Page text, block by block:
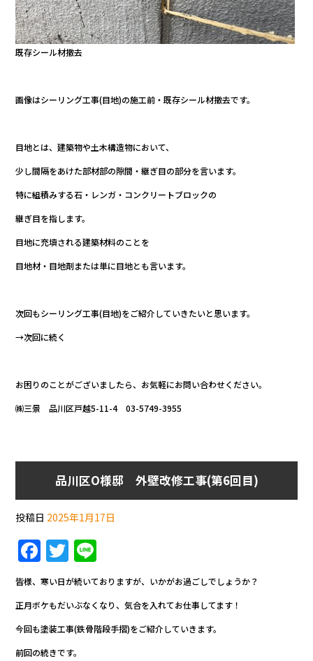
既存シール材撤去
画像はシーリング工事(目地)の施工前・既存シール材撤去です。
目地とは、建築物や土木構造物において、
少し間隔をあけた部材部の隙間・継ぎ目の部分を言います。
特に組積みする石・レンガ・コンクリートブロックの
継ぎ目を指します。
目地に充填される建築材料のことを
目地材・目地剤または単に目地とも言います。
次回もシーリング工事(目地)をご紹介していきたいと思います。
→次回に続く
お困りのことがございましたら、お気軽にお問い合わせください。
㈱三景 品川区戸越5-11-4 03-5749-3955
品川区O様邸 外壁改修工事(第6回目)
投稿日 2025年1月17日
F
a
c
e
b
T
w
itt
er
n
e
皆様、寒い日が続いておりますが、いかがお過ごしでしょうか？
正月ボケもだいぶなくなり、気合を入れてお仕事してます！
今回も塗装工事(鉄骨階段手摺)をご紹介していきます。
前回の続きです。